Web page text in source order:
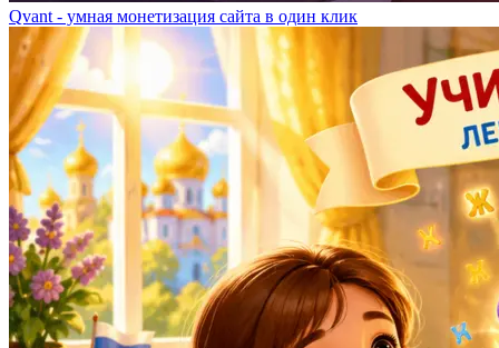
Qvant - умная монетизация сайта в один клик